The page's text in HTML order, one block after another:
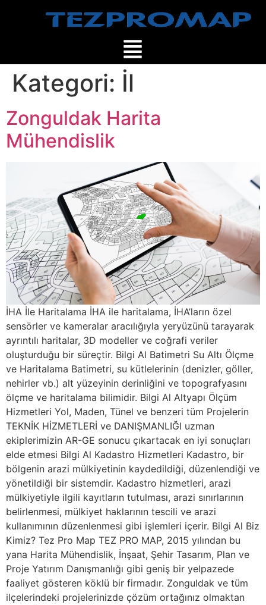
Kategori: İl
Zonguldak Harita
Mühendislik
İHA İle Haritalama İHA ile haritalama, İHA’ların özel
sensörler ve kameralar aracılığıyla yeryüzünü tarayarak
ayrıntılı haritalar, 3D modeller ve coğrafi veriler
oluşturduğu bir süreçtir. Bilgi Al Batimetri Su Altı Ölçme
ve Haritalama Batimetri, su kütlelerinin (denizler, göller,
nehirler vb.) alt yüzeyinin derinliğini ve topografyasını
ölçme ve haritalama bilimidir. Bilgi Al Altyapı Ölçüm
Hizmetleri Yol, Maden, Tünel ve benzeri tüm Projelerin
TEKNİK HİZMETLERİ ve DANIŞMANLIĞI uzman
ekiplerimizin AR-GE sonucu çıkartacak en iyi sonuçları
elde etmesi Bilgi Al Kadastro Hizmetleri Kadastro, bir
bölgenin arazi mülkiyetinin kaydedildiği, düzenlendiği ve
yönetildiği bir sistemdir. Kadastro hizmetleri, arazi
mülkiyetiyle ilgili kayıtların tutulması, arazi sınırlarının
belirlenmesi, mülkiyet haklarının tescili ve arazi
kullanımının düzenlenmesi gibi işlemleri içerir. Bilgi Al Biz
Kimiz? Tez Pro Map TEZ PRO MAP, 2015 yılından bu
yana Harita Mühendislik, İnşaat, Şehir Tasarım, Plan ve
Proje Yatırım Danışmanlığı gibi geniş bir yelpazede
faaliyet gösteren köklü bir firmadır. Zonguldak ve tüm
ilçelerindeki projelerinizde çözüm ortağınız olmaktan